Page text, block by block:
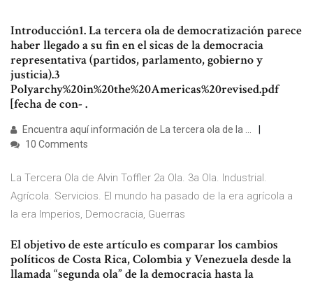
Introducción1. La tercera ola de democratización parece
haber llegado a su fin en el sicas de la democracia
representativa (partidos, parlamento, gobierno y
justicia).3
Polyarchy%20in%20the%20Americas%20revised.pdf
[fecha de con- .
Encuentra aquí información de La tercera ola de la ...
10 Comments
La Tercera Ola de Alvin Toffler 2a Ola. 3a Ola. Industrial.
Agrícola. Servicios. El mundo ha pasado de la era agrícola a
la era Imperios, Democracia, Guerras
El objetivo de este artículo es comparar los cambios
políticos de Costa Rica, Colombia y Venezuela desde la
llamada “segunda ola” de la democracia hasta la